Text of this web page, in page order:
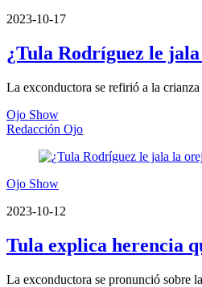
2023-10-17
¿Tula Rodríguez le
La exconductora se refirió a la
Ojo Show
Redacción Ojo
Ojo Show
2023-10-12
Tula explica herencia
La exconductora se pronunció sobre